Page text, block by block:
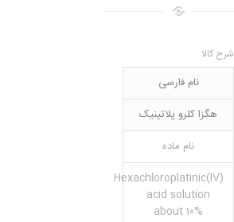
شرح کالا
نام فارسی
هگزا کلرو پلاتینیک
نام ماده
Hexachloroplatinic(IV)
acid solution
about 10%